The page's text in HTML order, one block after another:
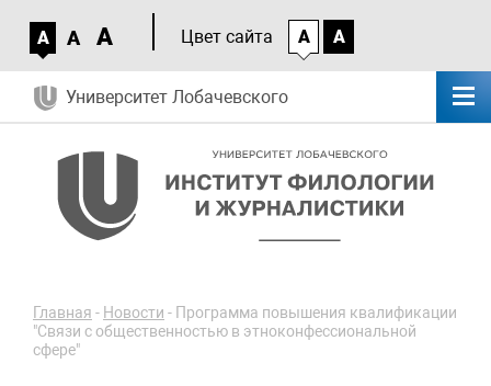
A A A Цвет сайта A A
Университет Лобачевского
Главная - Новости - Программа повышения квалификации
"Связи с общественностью в этноконфессиональной
сфере"